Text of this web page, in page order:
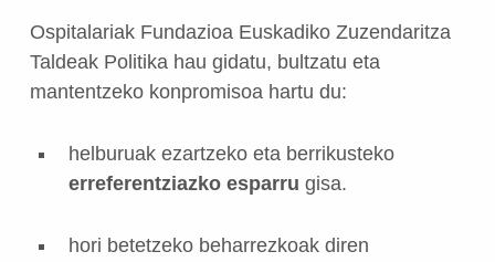
Ospitalariak Fundazioa Euskadiko Zuzendaritza
Taldeak Politika hau gidatu, bultzatu eta
mantentzeko konpromisoa hartu du:
helburuak ezartzeko eta berrikusteko
erreferentziazko esparru gisa.
hori betetzeko beharrezkoak diren